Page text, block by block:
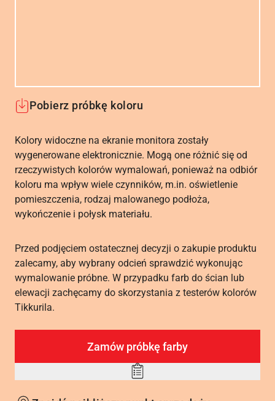
Pobierz próbkę koloru
Kolory widoczne na ekranie monitora zostały
wygenerowane elektronicznie. Mogą one różnić się od
rzeczywistych kolorów wymalowań, ponieważ na odbiór
koloru ma wpływ wiele czynników, m.in. oświetlenie
pomieszczenia, rodzaj malowanego podłoża,
wykończenie i połysk materiału.
Przed podjęciem ostatecznej decyzji o zakupie produktu
zalecamy, aby wybrany odcień sprawdzić wykonując
wymalowanie próbne. W przypadku farb do ścian lub
elewacji zachęcamy do skorzystania z testerów kolorów
Tikkurila.
Zamów próbkę farby
Add